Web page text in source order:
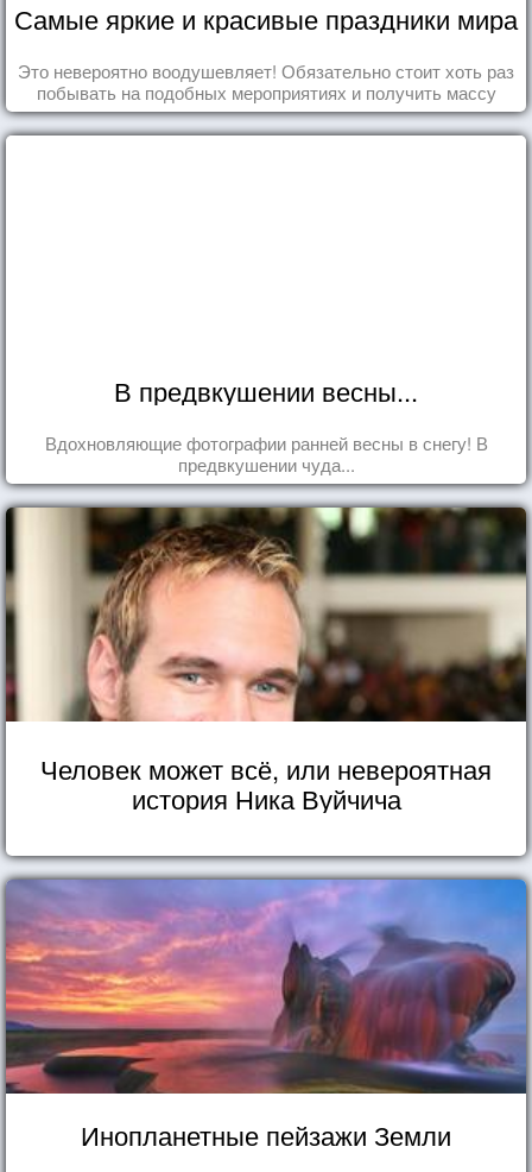
Самые яркие и красивые праздники мира
Это невероятно воодушевляет! Обязательно стоит хоть раз
побывать на подобных мероприятиях и получить массу
впечатлений!
В предвкушении весны...
Вдохновляющие фотографии ранней весны в снегу! В
предвкушении чуда...
Человек может всё, или невероятная
история Ника Вуйчича
Инопланетные пейзажи Земли